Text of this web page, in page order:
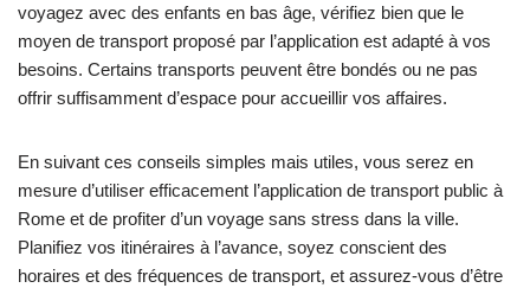
voyagez avec des enfants en bas âge, vérifiez bien que le
moyen de transport proposé par l’application est adapté à vos
besoins. Certains transports peuvent être bondés ou ne pas
offrir suffisamment d’espace pour accueillir vos affaires.
En suivant ces conseils simples mais utiles, vous serez en
mesure d’utiliser efficacement l’application de transport public à
Rome et de profiter d’un voyage sans stress dans la ville.
Planifiez vos itinéraires à l’avance, soyez conscient des
horaires et des fréquences de transport, et assurez-vous d’être